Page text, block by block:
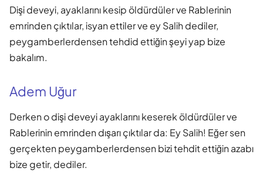
Dişi deveyi, ayaklarını kesip öldürdüler ve Rablerinin
emrinden çıktılar, isyan ettiler ve ey Salih dediler,
peygamberlerdensen tehdid ettiğin şeyi yap bize
bakalım.
Adem Uğur
Derken o dişi deveyi ayaklarını keserek öldürdüler ve
Rablerinin emrinden dışarı çıktılar da: Ey Salih! Eğer sen
gerçekten peygamberlerdensen bizi tehdit ettiğin azabı
bize getir, dediler.